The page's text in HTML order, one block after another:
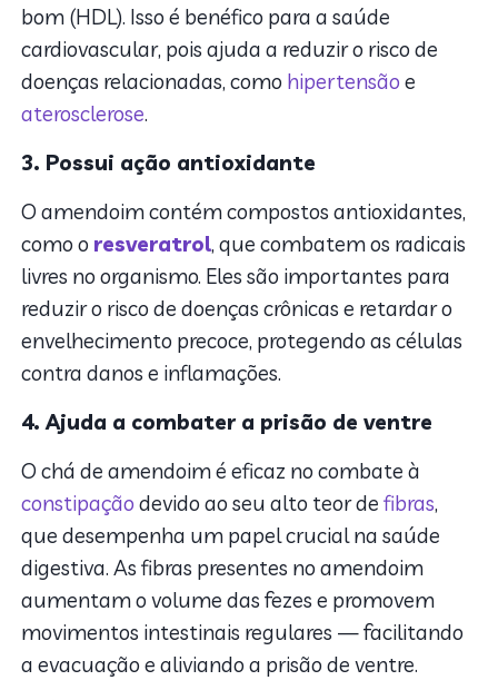
bom (HDL). Isso é benéfico para a saúde
cardiovascular, pois ajuda a reduzir o risco de
doenças relacionadas, como hipertensão e
aterosclerose.
3. Possui ação antioxidante
O amendoim contém compostos antioxidantes,
como o resveratrol, que combatem os radicais
livres no organismo. Eles são importantes para
reduzir o risco de doenças crônicas e retardar o
envelhecimento precoce, protegendo as células
contra danos e inflamações.
4. Ajuda a combater a prisão de ventre
O chá de amendoim é eficaz no combate à
constipação devido ao seu alto teor defibras,
que desempenha um papel crucial na saúde
digestiva. As fibras presentes no amendoim
aumentam o volume das fezes e promovem
movimentos intestinais regulares — facilitando
a evacuação e aliviando a prisão de ventre.